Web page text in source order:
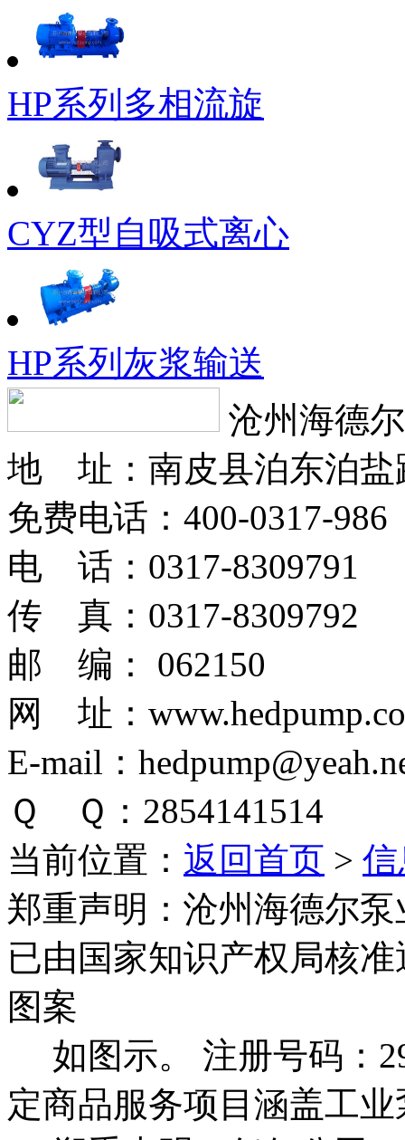
HP系列多相流旋
CYZ型自吸式离心
HP系列灰浆输送
沧州海德
地 址：南皮县泊东泊盐
免费电话：400-0317-986
电 话：0317-8309791
传 真：0317-8309792
邮 编： 062150
网 址：
E-mail：
Ｑ Ｑ：2854141514
当前位置： 返回首页 >
郑重声明： 沧州海德尔
已由国家知识产权局核
图案
如图示。 注册号码：
定商品服务项目涵盖工